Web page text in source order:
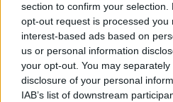
section to confirm your
opt-out request is processed you
interest-based ads based on
us or personal information
your opt-out. You may
disclosure of your personal
IAB’s list of downstream
sorolta a Covid-elleni
egyidejűleg az Országos
arra kérte az
intézményeket, hogy
saját